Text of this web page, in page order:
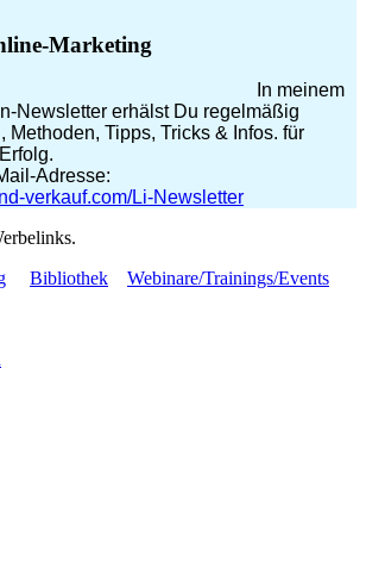
Marketing
In meinem
Newsletter erhälst Du regelmäßig
Methoden, Tipps, Tricks & Infos. für
Adresse:
verkauf.com/Li-Newsletter
Bibliothek
Webinare/Trainings/Events